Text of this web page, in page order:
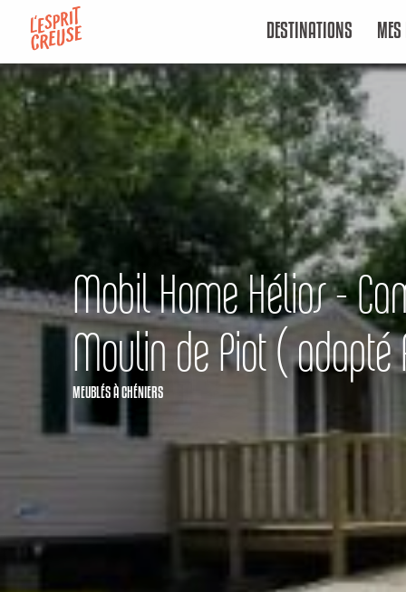
contenu
principal
DESTINATIONS
Mobil Home Hélios -
Moulin de Piot ( adapté
MEUBLÉSÀ CHÉNIERS